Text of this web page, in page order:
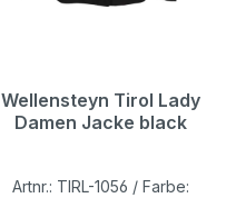
Wellensteyn Tirol Lady
Damen Jacke black
Artnr.: TIRL-1056 / Farbe: